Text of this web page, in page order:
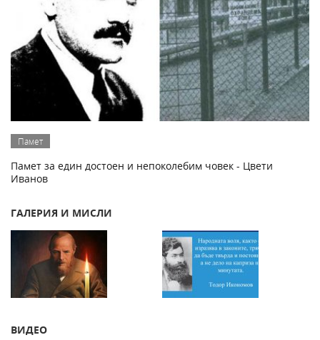
Памет
Памет за един достоен и непоколебим човек - Цвети
Иванов
ГАЛЕРИЯ И МИСЛИ
ВИДЕО